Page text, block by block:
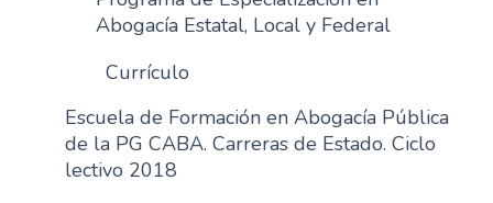
Abogacía Estatal, Local y Federal
Currículo
Escuela de Formación en Abogacía Pública
de la PG CABA. Carreras de Estado. Ciclo
lectivo 2018